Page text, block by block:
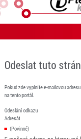
Odeslat tuto
Pokud zde vyplníte e-mailovou
na tento portál.
Odeslání odkazu
Adresát
(Povinné)